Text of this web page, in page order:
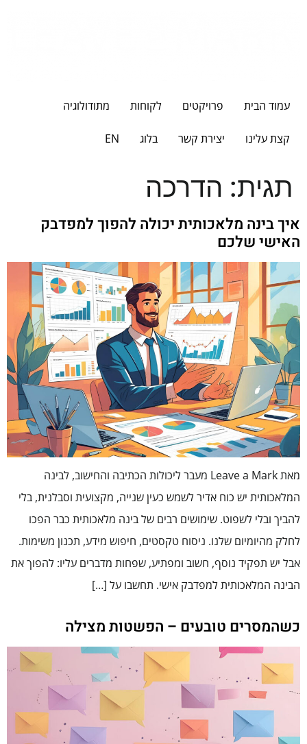
עמוד הבית פרויקטים לקוחות מתודולוגיה
קצת עלינו יצירת קשר בלוג EN
תגית: הדרכה
איך בינה מלאכותית יכולה להפוך למפדבק
האישי שלכם
מאת Leave a Mark מעבר ליכולות הכתיבה והחישוב, לבינה
המלאכותית יש כוח אדיר לשמש כעין שנייה, מקצועית וסבלנית, בלי
להביך ובלי לשפוט. שימושים רבים של בינה מלאכותית כבר הפכו
לחלק מהיומיום שלנו. ניסוח טקסטים, חיפוש מידע, תכנון משימות.
אבל יש תפקיד נוסף, חשוב ומפתיע, שפחות מדברים עליו: להפוך את
הבינה המלאכותית למפדבק אישי. תחשבו על […]
כשהמסרים טובעים – הפשטות מצילה